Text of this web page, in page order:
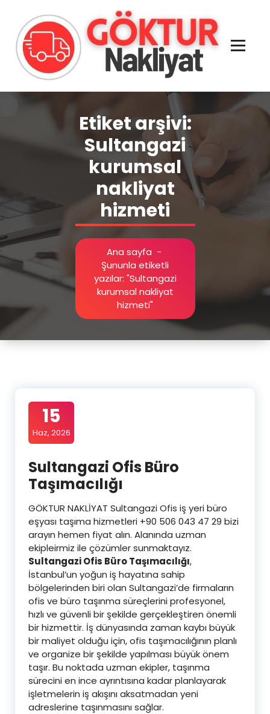
Etiket arşivi:
Sultangazi
kurumsal
nakliyat
hizmeti
Ana sayfa -
Şununla etiketli
yazılar: "Sultangazi
kurumsal nakliyat
hizmeti"
15
Haz, 2026
Sultangazi Ofis Büro
Taşımacılığı
GÖKTUR NAKLİYAT Sultangazi Ofis iş yeri büro
eşyası taşıma hizmetleri +90 506 043 47 29 bizi
arayın hemen fiyat alın. Alanında uzman
ekipleirmiz ile çözümler sunmaktayız.
Sultangazi Ofis Büro Taşımacılığı,
İstanbul’un yoğun iş hayatına sahip
bölgelerinden biri olan Sultangazi’de firmaların
ofis ve büro taşınma süreçlerini profesyonel,
hızlı ve güvenli bir şekilde gerçekleştiren önemli
bir hizmettir. İş dünyasında zaman kaybı büyük
bir maliyet olduğu için, ofis taşımacılığının planlı
ve organize bir şekilde yapılması büyük önem
taşır. Bu noktada uzman ekipler, taşınma
sürecini en ince ayrıntısına kadar planlayarak
işletmelerin iş akışını aksatmadan yeni
adreslerine taşınmasını sağlar.